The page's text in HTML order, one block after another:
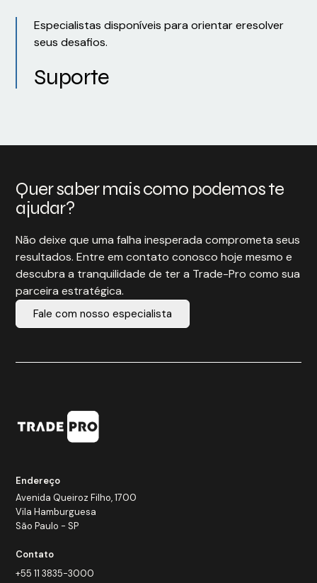
Especialistas disponíveis para orientar eresolver
seus desafios.
Suporte
Quer saber mais como podemos te
ajudar?
Não deixe que uma falha inesperada comprometa seus
resultados. Entre em contato conosco hoje mesmo e
descubra a tranquilidade de ter a Trade-Pro como sua
parceira estratégica.
Fale com nosso especialista
Endereço
Avenida Queiroz Filho, 1700
Vila Hamburguesa
São Paulo - SP
Contato
+55 11 3835-3000